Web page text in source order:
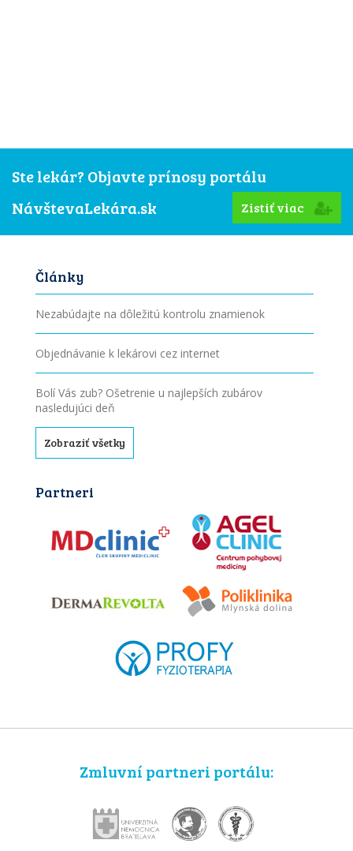
Ste lekár? Objavte prínosy portálu
NávštevaLekára.sk
Zistiť viac
Články
Nezabúdajte na dôležitú kontrolu znamienok
Objednávanie k lekárovi cez internet
Bolí Vás zub? Ošetrenie u najlepších zubárov
nasledujúci deň
Zobraziť všetky
Partneri
Zmluvní partneri portálu: